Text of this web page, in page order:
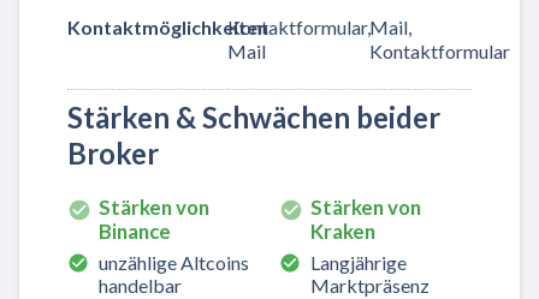
KontaktmöglichkeitenKontaktformular,
Mail
Mail,
Kontaktformular
Stärken & Schwächen beider
Broker
Stärken von
Binance
unzählige Altcoins
handelbar
Stärken von
Kraken
Langjährige
Marktpräsenz